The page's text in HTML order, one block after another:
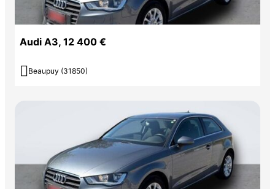
Audi A3, 12 400 €
 Beaupuy (31850)